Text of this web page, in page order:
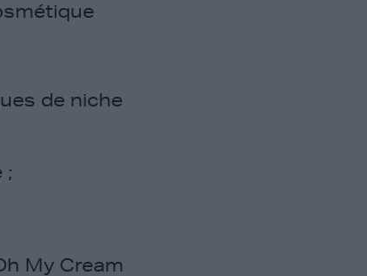
de niche
;
My Cream